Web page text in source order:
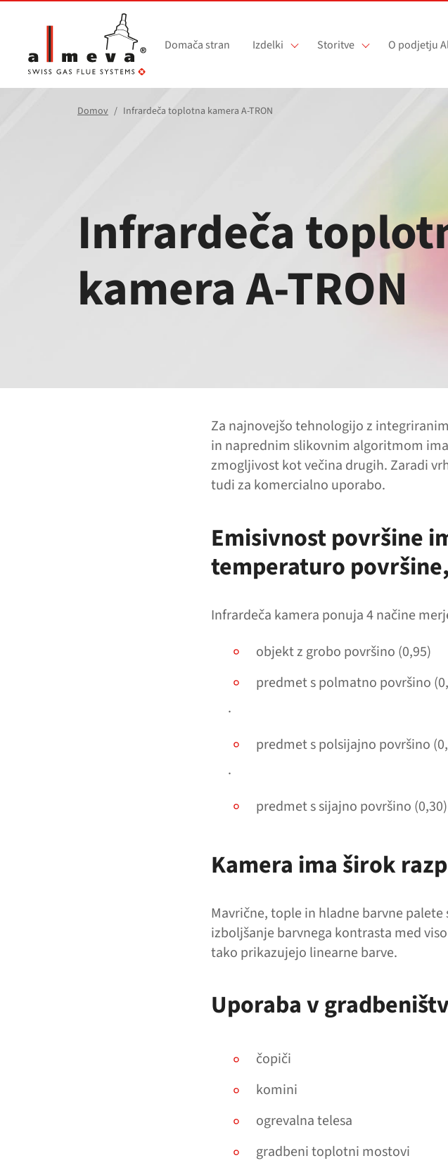
Preskoči na glavno vsebino
Domača stran Izdelki Storitve O podjetju
Domov Infrardeča toplotna kamera A‑TRON
Infrardeča
kamera A‑TRON
Za najnovejšo tehnologijo z
in naprednim slikovnim algoritmom
zmogljivost kot večina drugih. Zaradi
tudi za komercialno uporabo.
Emisivnost površine
temperaturo
Infrardeča kamera ponuja 4 načine
objekt z grobo površino (0,95)
predmet s polmatno površino
.
predmet s polsijajno površino
.
predmet s sijajno površino (0,30)
Kamera ima širok
Mavrične, tople in hladne barvne
izboljšanje barvnega kontrasta med
tako prikazujejo linearne barve.
Uporaba v
čopiči
komini
ogrevalna telesa
gradbeni toplotni mostovi